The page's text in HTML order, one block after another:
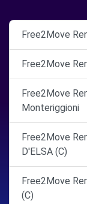
Free2Move
Free2Move
Free2Move
Monteriggioni
Free2Move
D'ELSA (C)
Free2Move
(C)